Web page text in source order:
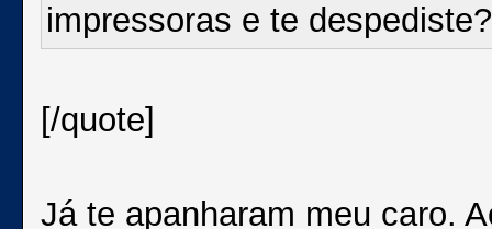
impressoras e te
[/quote]
Já te apanharam meu caro.